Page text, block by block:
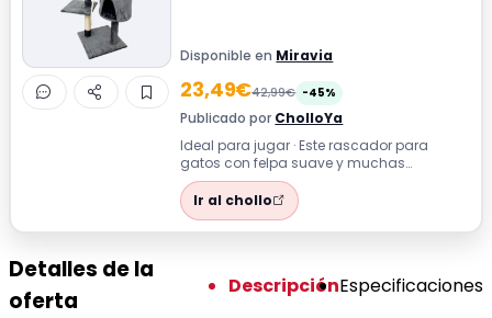
Disponible en Miravia
23,49€42,99€ -45%
Publicado por CholloYa
Ideal para jugar · Este rascador para
gatos con felpa suave y muchas
actividades crea el ambiente ideal para
cada pat...
Ir al chollo
Detalles de la
oferta
DescripciónEspecificaciones